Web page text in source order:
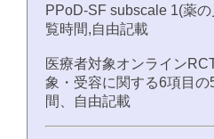
PPoD-SF subscale 1(薬
覧時間,自由記載
医療者対象オンライン
象・受容に関する6項目
間、自由記載